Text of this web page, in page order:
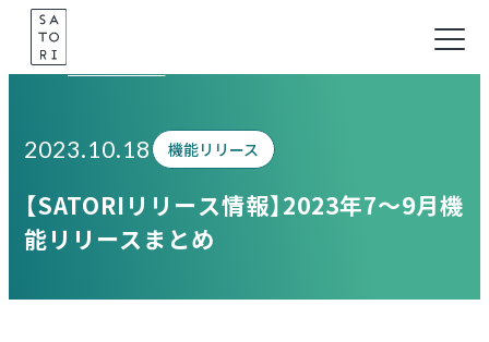
Skip
content
2023.10.18 機能リリース
【SATORIリリース情報】2023年7～9月機
能リリースまとめ